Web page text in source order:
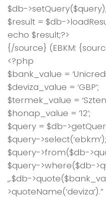
$db->setQuery($query);
$result = $db-
echo $result;?>
{/source} (EBKM:
<?php
$bank_value =
$deviza_value = ‘GBP’;
$termek_value =
$honap_value = ’12’;
$query = $db-
$query->select(‘ebkm’);
$query->from($db-
$query->where($db-
„.$db-